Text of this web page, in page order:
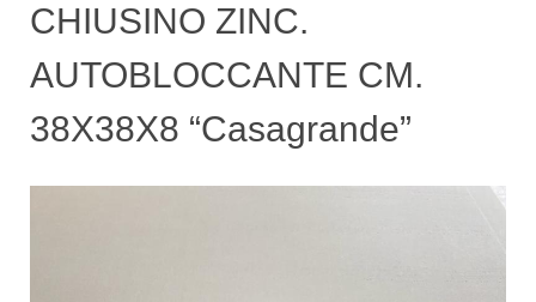
CHIUSINO ZINC.
AUTOBLOCCANTE CM.
38X38X8 “Casagrande”